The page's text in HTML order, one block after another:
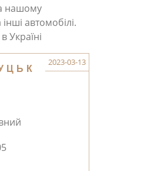
нашому
автомобілі.
Україні
2023-03-13